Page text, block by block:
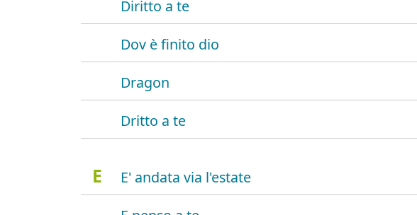
Diritto a te
Dov è finito dio
Dragon
Dritto a te
E
E' andata via l'estate